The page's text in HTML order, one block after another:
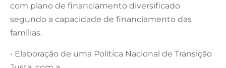
com plano de financiamento diversificado
segundo a capacidade de financiamento das
famílias.
• Elaboração de uma Política Nacional de Transição